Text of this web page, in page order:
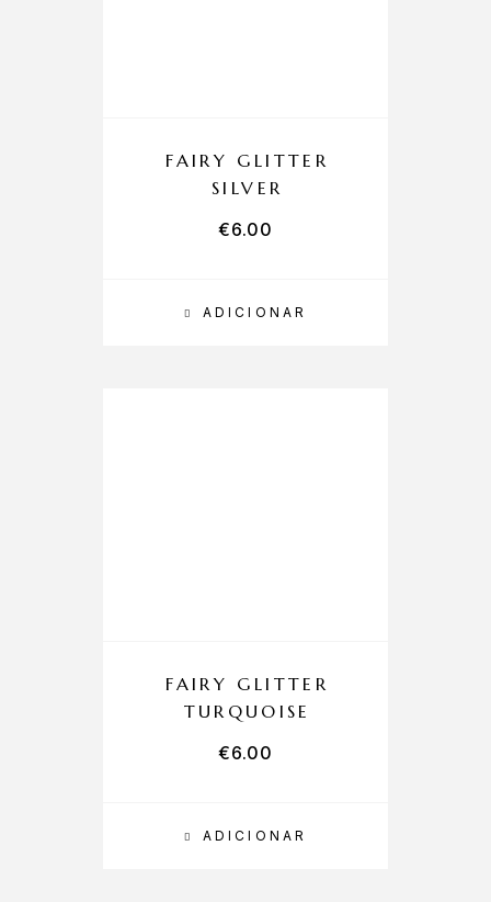
ADICIONAR
FAIRY GLITTER
SILVER
€6.00
ADICIONAR
FAIRY GLITTER
TURQUOISE
€6.00